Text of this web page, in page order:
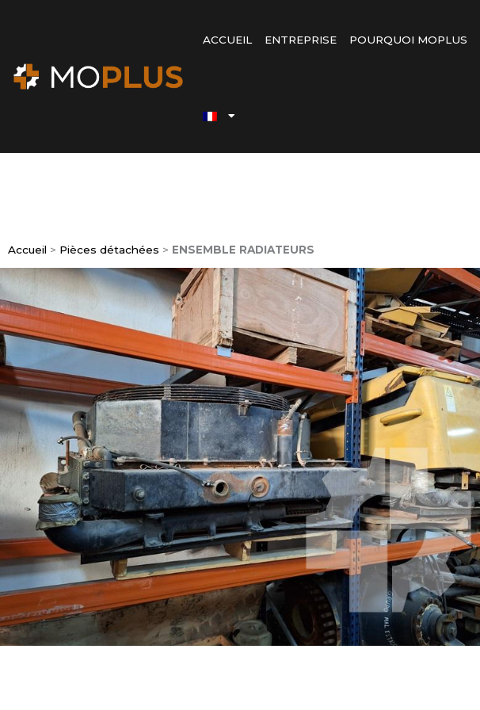
ACCUEIL ENTREPRISE POURQUOI MOPLUS
Accueil > Pièces détachées > ENSEMBLE RADIATEURS